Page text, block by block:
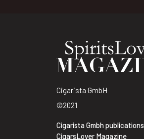
Cigarista GmbH
©2021
Cigarista Gmbh publications
CigarsLover Magazine